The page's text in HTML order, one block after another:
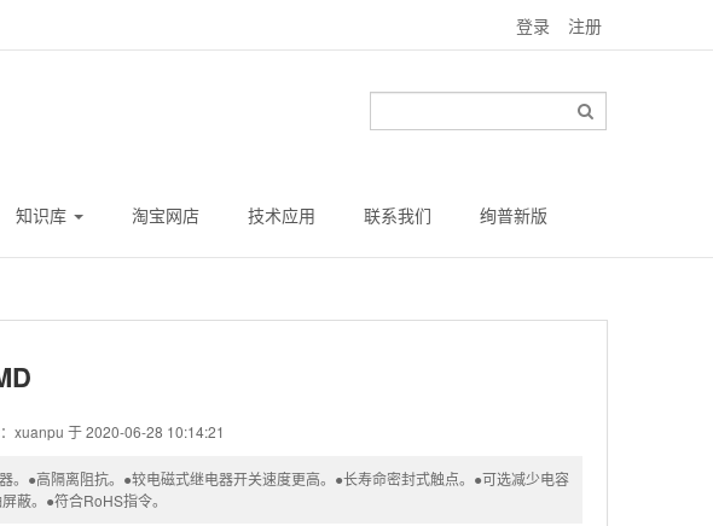
登录 注册
知识库 淘宝网店 技术应用 联系我们 绚普新版
xuanpu 于 2020-06-28 10:14:21
。●高隔离阻抗。●较电磁式继电器开关速度更高。●长寿命密封式触点。●可选减少电容
蔽。●符合RoHS指令。